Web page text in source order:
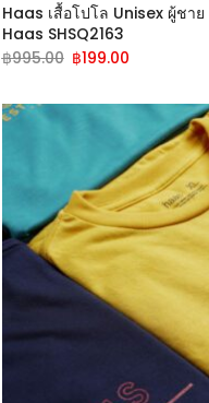
Haas เสื้อโปโล Unisex ผู้ชา
Haas SHSQ2163
฿995.00 ฿199.00